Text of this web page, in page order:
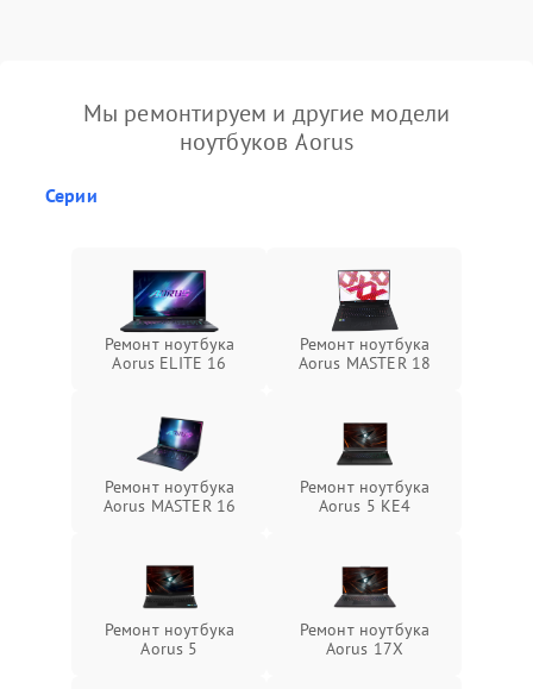
Мы ремонтируем и другие модели
ноутбуков Aorus
Серии
Ремонт ноутбука
Aorus ELITE 16
Ремонт ноутбука
Aorus MASTER 18
Ремонт ноутбука
Aorus MASTER 16
Ремонт ноутбука
Aorus 5 KE4
Ремонт ноутбука
Aorus 5
Ремонт ноутбука
Aorus 17X